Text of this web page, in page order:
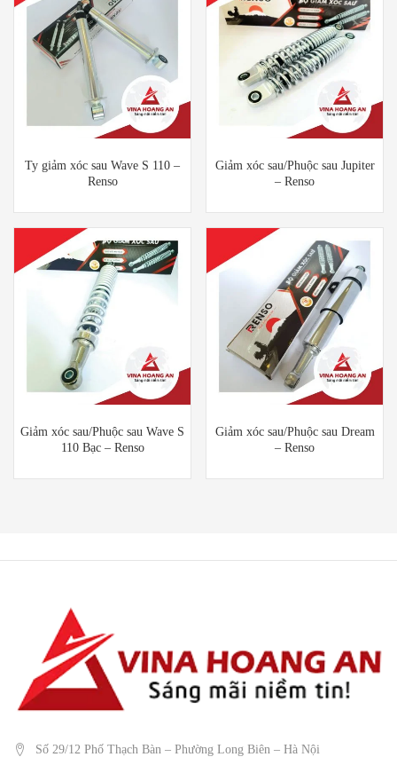
Ty giảm xóc sau Wave S 110 –
Renso
Giảm xóc sau/Phuộc sau Jupiter
– Renso
Giảm xóc sau/Phuộc sau Wave S
110 Bạc – Renso
Giảm xóc sau/Phuộc sau Dream
– Renso
Số 29/12 Phố Thạch Bàn – Phường Long Biên – Hà Nội